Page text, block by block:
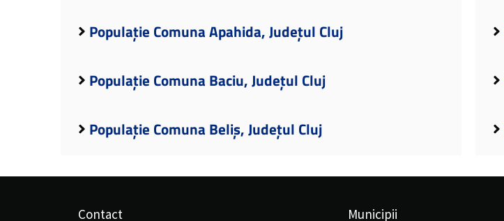
Populație Comuna Apahida, Județul Cluj
Populație Comuna Baciu, Județul Cluj
Populație Comuna Beliș, Județul Cluj
Contact Municipii